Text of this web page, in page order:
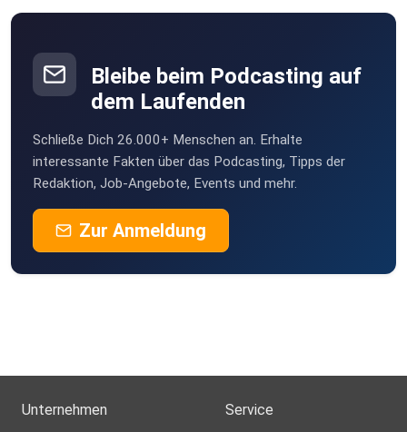
Obernburg am Main
klamakev
ntdeckr
Bleibe beim Podcasting auf
dem Laufenden
Schließe Dich 26.000+ Menschen an. Erhalte
interessante Fakten über das Podcasting, Tipps der
Redaktion, Job-Angebote, Events und mehr.
Zur Anmeldung
Unternehmen Service